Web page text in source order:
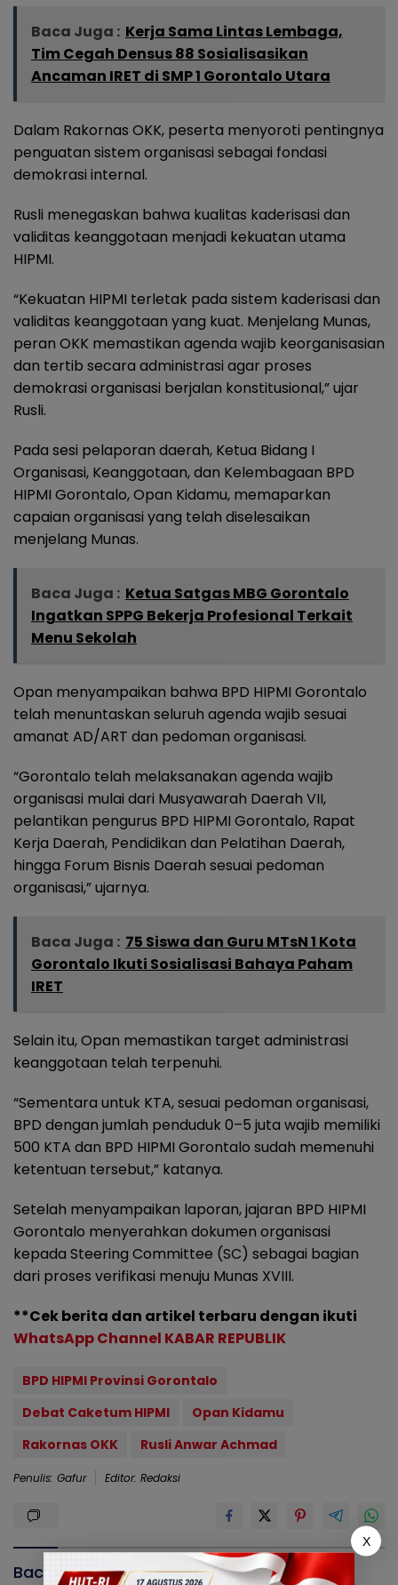
Baca Juga : Kerja Sama Lintas Lembaga,
Tim Cegah Densus 88 Sosialisasikan
Ancaman IRET di SMP 1 Gorontalo Utara
Dalam Rakornas OKK, peserta menyoroti pentingnya
penguatan sistem organisasi sebagai fondasi
demokrasi internal.
Rusli menegaskan bahwa kualitas kaderisasi dan
validitas keanggotaan menjadi kekuatan utama
HIPMI.
“Kekuatan HIPMI terletak pada sistem kaderisasi dan
validitas keanggotaan yang kuat. Menjelang Munas,
peran OKK memastikan agenda wajib keorganisasian
dan tertib secara administrasi agar proses
demokrasi organisasi berjalan konstitusional,” ujar
Rusli.
Pada sesi pelaporan daerah, Ketua Bidang I
Organisasi, Keanggotaan, dan Kelembagaan BPD
HIPMI Gorontalo, Opan Kidamu, memaparkan
capaian organisasi yang telah diselesaikan
menjelang Munas.
Baca Juga : Ketua Satgas MBG Gorontalo
Ingatkan SPPG Bekerja Profesional Terkait
Menu Sekolah
Opan menyampaikan bahwa BPD HIPMI Gorontalo
telah menuntaskan seluruh agenda wajib sesuai
amanat AD/ART dan pedoman organisasi.
“Gorontalo telah melaksanakan agenda wajib
organisasi mulai dari Musyawarah Daerah VII,
pelantikan pengurus BPD HIPMI Gorontalo, Rapat
Kerja Daerah, Pendidikan dan Pelatihan Daerah,
hingga Forum Bisnis Daerah sesuai pedoman
organisasi,” ujarnya.
Baca Juga : 75 Siswa dan Guru MTsN 1 Kota
Gorontalo Ikuti Sosialisasi Bahaya Paham
IRET
Selain itu, Opan memastikan target administrasi
keanggotaan telah terpenuhi.
“Sementara untuk KTA, sesuai pedoman organisasi,
BPD dengan jumlah penduduk 0–5 juta wajib memiliki
500 KTA dan BPD HIPMI Gorontalo sudah memenuhi
ketentuan tersebut,” katanya.
Setelah menyampaikan laporan, jajaran BPD HIPMI
Gorontalo menyerahkan dokumen organisasi
kepada Steering Committee (SC) sebagai bagian
dari proses verifikasi menuju Munas XVIII.
**Cek berita dan artikel terbaru dengan ikuti
WhatsApp Channel KABAR REPUBLIK
BPD HIPMI Provinsi Gorontalo
Debat Caketum HIPMI
Opan Kidamu
Rakornas OKK
Rusli Anwar Achmad
Penulis: Gafur Editor: Redaksi
Baca Juga
X